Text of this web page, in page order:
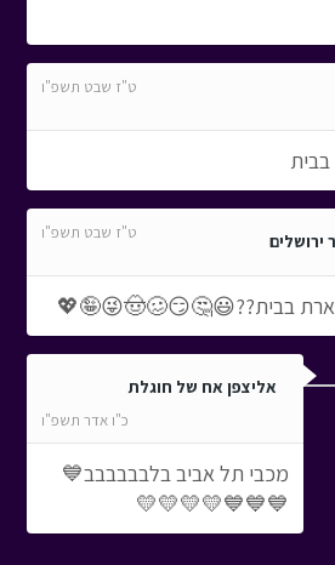
ט"ז שבט תשפ"ו
ירושלים ט"ז שבט תשפ"ו
בבית??😃🤔😏🥴🤠😜🤪💖
אליצפן אח של חוגלת
כ"ו אדר תשפ"ו
מכבי תל אביב בלבבבבבב💙
💙💙💙💛💛💛💛